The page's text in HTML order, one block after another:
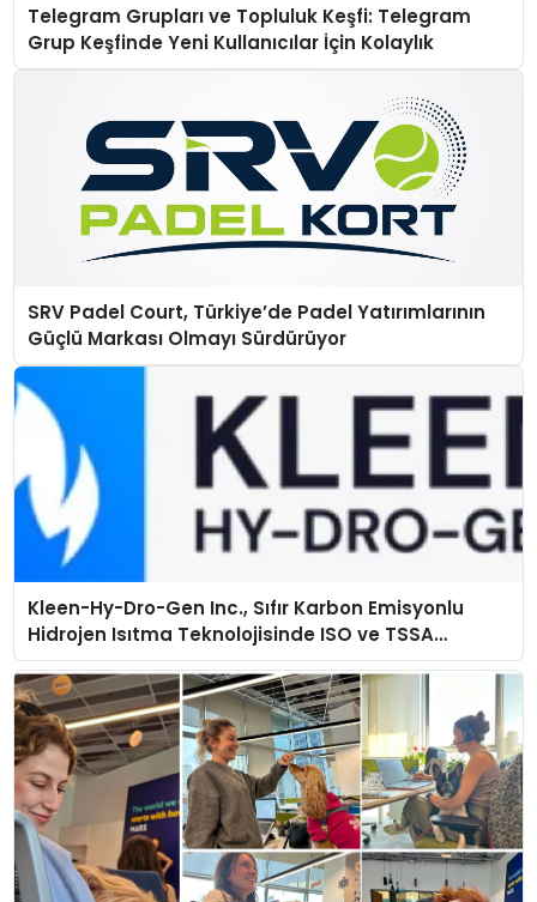
Telegram Grupları ve Topluluk Keşfi: Telegram
Grup Keşfinde Yeni Kullanıcılar İçin Kolaylık
SRV Padel Court, Türkiye’de Padel Yatırımlarının
Güçlü Markası Olmayı Sürdürüyor
Kleen-Hy-Dro-Gen Inc., Sıfır Karbon Emisyonlu
Hidrojen Isıtma Teknolojisinde ISO ve TSSA
Düzenleyici Onaylarını Aldı